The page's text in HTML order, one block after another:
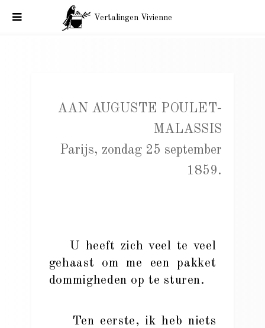
Vertalingen Vivienne
AAN AUGUSTE POULET-
MALASSIS
Parijs, zondag 25 september
1859.
U heeft zich veel te veel
gehaast om me een pakket
dommigheden op te sturen.
Ten eerste, ik heb niets